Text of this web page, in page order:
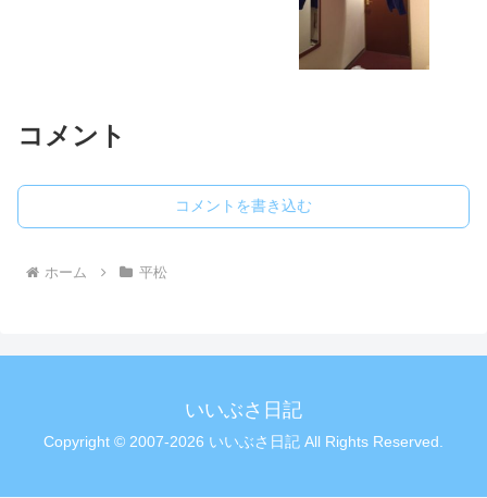
コメント
コメントを書き込む
ホーム 平松
いいぶさ日記
Copyright © 2007-2026 いいぶさ日記 All Rights Reserved.